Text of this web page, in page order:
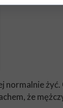
żyć.
że